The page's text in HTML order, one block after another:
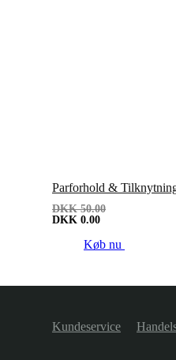
Parforhold &
DKK 50.00
DKK 0.00
Køb nu
Kundeservice